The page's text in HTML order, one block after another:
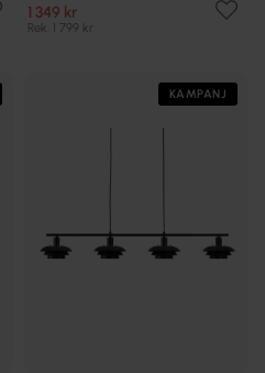
1 349 kr
Rek. 1 799 kr
KAMPANJ